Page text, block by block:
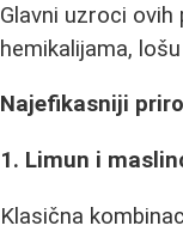
Glavni uzroci
hemikalijama,
Najefikasniji
1. Limun i
Klasična